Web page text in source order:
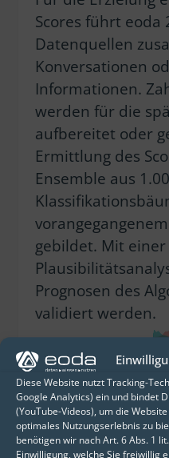
Diese Website nutzt Tracking-
Google Analytics) ein und bindet
(YouTube-Videos), um die
optimales Nutzungserlebnis zu
benötigen wir nach Art. 6 Abs. 1
Einwilligung, welche Sie freiwillig
Scores führt eoda
Datenquellen
Konversationen
Informationen.
werden für die
aufbereitet oder
Ermittlung des
Ensemble aus
gebildet. Mit einer
Prognosen des
validiert werden.
Lösung
Bereits nach